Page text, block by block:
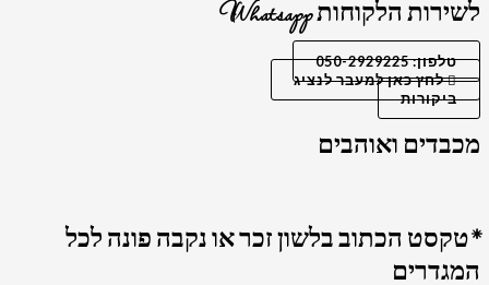
לשירות הלקוחות Whatsapp
טלפון: 050-2929225
לחץ כאן למעבר לנציג
ביקורות
מכבדים ואוהבים
*טקסט הכתוב בלשון זכר או נקבה פונה לכל
המגדרים